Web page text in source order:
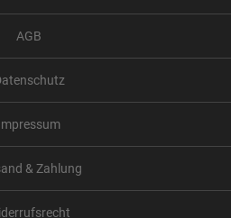
AGB
& Zahlung